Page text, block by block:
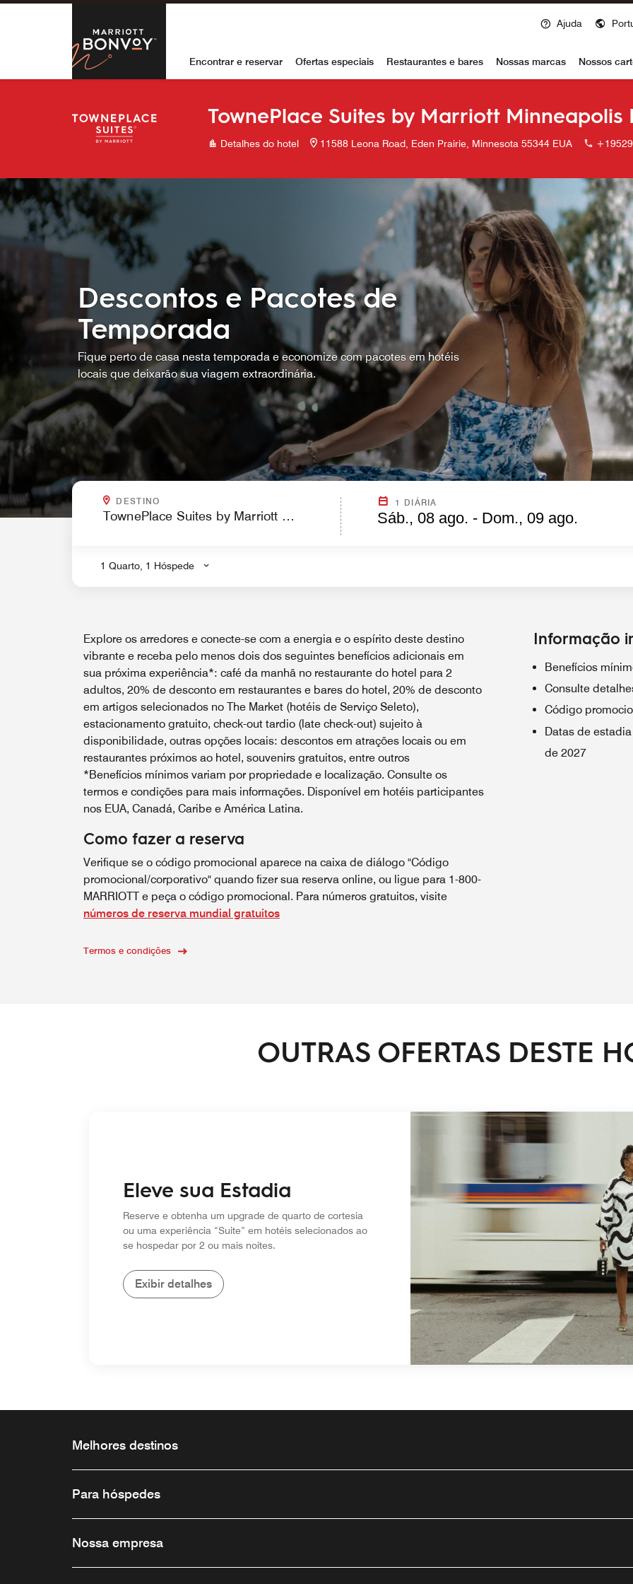
Skip to Content
Marriott Bonvoy
Ajuda
Encontrar e reservar Ofertas especiais Restaurantes e bares Nossas marcas Nossos
TownePlace Suites by Marriott Minneapolis
Detalhes do hotel 11588 Leona Road, Eden Prairie, Minnesota 55344 EUA
Descontos e Pacotes de
Temporada
Fique perto de casa nesta temporada e economize com pacotes em hotéis
locais que deixarão sua viagem extraordinária.
DESTINO
.
1 DIÁRIA
Sáb., 08 ago. - Dom., 09 ago.
1 Quarto, 1 Hóspede
Explore os arredores e conecte-se com a energia e o espírito deste destino
vibrante e receba pelo menos dois dos seguintes benefícios adicionais em
sua próxima experiência*: café da manhã no restaurante do hotel para 2
adultos, 20% de desconto em restaurantes e bares do hotel, 20% de desconto
em artigos selecionados no The Market (hotéis de Serviço Seleto),
estacionamento gratuito, check-out tardio (late check-out) sujeito à
disponibilidade, outras opções locais: descontos em atrações locais ou em
restaurantes próximos ao hotel, souvenirs gratuitos, entre outros
*Benefícios mínimos variam por propriedade e localização. Consulte os
termos e condições para mais informações. Disponível em hotéis participantes
nos EUA, Canadá, Caribe e América Latina.
Como fazer a reserva
Verifique se o código promocional aparece na caixa de diálogo "Código
promocional/corporativo" quando fizer sua reserva online, ou ligue para 1-800-
MARRIOTT e peça o código promocional. Para números gratuitos, visite
números de reserva mundial gratuitos
Termos e condições
Informação
Benefícios
Consulte
Código
Datas de
de 2027
OUTRAS OFERTAS DESTE
Eleve sua Estadia
Reserve e obtenha um upgrade de quarto de cortesia
ou uma experiência “Suite” em hotéis selecionados ao
se hospedar por 2 ou mais noites.
Exibir detalhes
Melhores destinos
Para hóspedes
Nossa empresa